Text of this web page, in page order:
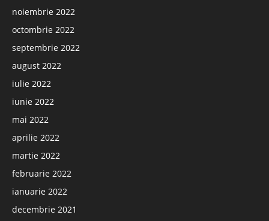
noiembrie 2022
octombrie 2022
septembrie 2022
august 2022
iulie 2022
iunie 2022
mai 2022
aprilie 2022
martie 2022
februarie 2022
ianuarie 2022
decembrie 2021